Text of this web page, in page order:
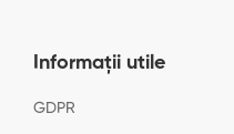
Informații utile
GDPR